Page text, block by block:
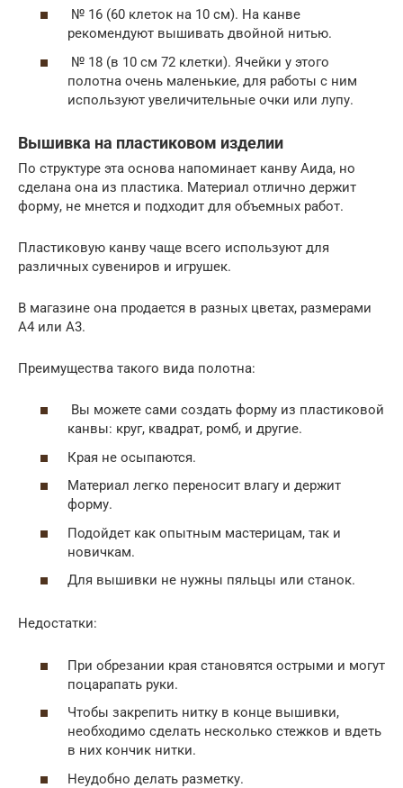
№ 16 (60 клеток на 10 см). На канве
рекомендуют вышивать двойной нитью.
№ 18 (в 10 см 72 клетки). Ячейки у этого
полотна очень маленькие, для работы с ним
используют увеличительные очки или лупу.
Вышивка на пластиковом изделии
По структуре эта основа напоминает канву Аида, но
сделана она из пластика. Материал отлично держит
форму, не мнется и подходит для объемных работ.
Пластиковую канву чаще всего используют для
различных сувениров и игрушек.
В магазине она продается в разных цветах, размерами
А4 или А3.
Преимущества такого вида полотна:
Вы можете сами создать форму из пластиковой
канвы: круг, квадрат, ромб, и другие.
Края не осыпаются.
Материал легко переносит влагу и держит
форму.
Подойдет как опытным мастерицам, так и
новичкам.
Для вышивки не нужны пяльцы или станок.
Недостатки:
При обрезании края становятся острыми и могут
поцарапать руки.
Чтобы закрепить нитку в конце вышивки,
необходимо сделать несколько стежков и вдеть
в них кончик нитки.
Неудобно делать разметку.